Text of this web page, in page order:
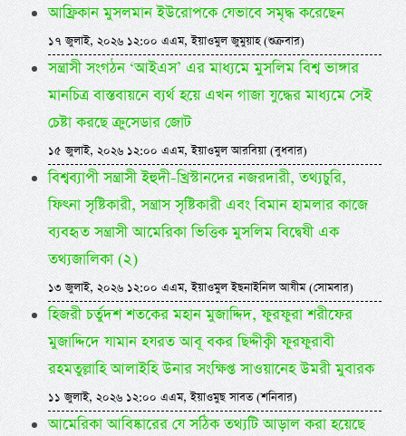
আফ্রিকান মুসলমান ইউরোপকে যেভাবে সমৃদ্ধ করেছেন
১৭ জুলাই, ২০২৬ ১২:০০ এএম, ইয়াওমুল জুমুয়াহ (শুক্রবার)
সন্ত্রাসী সংগঠন ‘আইএস’ এর মাধ্যমে মুসলিম বিশ্ব ভাঙ্গার
মানচিত্র বাস্তবায়নে ব্যর্থ হয়ে এখন গাজা যুদ্ধের মাধ্যমে সেই
চেষ্টা করছে ক্রুসেডার জোট
১৫ জুলাই, ২০২৬ ১২:০০ এএম, ইয়াওমুল আরবিয়া (বুধবার)
বিশ্বব্যাপী সন্ত্রাসী ইহুদী-খ্রিস্টানদের নজরদারী, তথ্যচুরি,
ফিৎনা সৃষ্টিকারী, সন্ত্রাস সৃষ্টিকারী এবং বিমান হামলার কাজে
ব্যবহৃত সন্ত্রাসী আমেরিকা ভিত্তিক মুসলিম বিদ্বেষী এক
তথ্যজালিকা (২)
১৩ জুলাই, ২০২৬ ১২:০০ এএম, ইয়াওমুল ইছনাইনিল আযীম (সোমবার)
হিজরী চর্তুদশ শতকের মহান মুজাদ্দিদ, ফুরফুরা শরীফের
মুজাদ্দিদে যামান হযরত আবূ বকর ছিদ্দীক্বী ফুরফুরাবী
রহমতুল্লাহি আলাইহি উনার সংক্ষিপ্ত সাওয়ানেহ উমরী মুবারক
১১ জুলাই, ২০২৬ ১২:০০ এএম, ইয়াওমুছ সাবত (শনিবার)
আমেরিকা আবিষ্কারের যে সঠিক তথ্যটি আড়াল করা হয়েছে